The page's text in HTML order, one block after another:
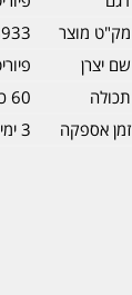
מק"ט מוצר
שם יצרן
תכולה
60 כמוסות (1.25 ₪ ליחידה)
זמן אספקה
3 ימים